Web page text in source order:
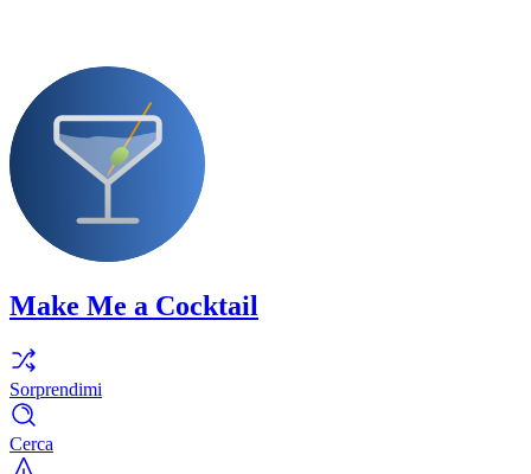
Make Me a Cocktail
Sorprendimi
Cerca